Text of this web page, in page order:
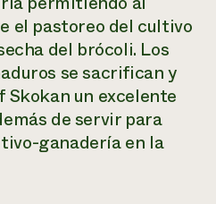
el pastoreo del cultivo
del brócoli. Los
se sacrifican y
un excelente
de servir para
ganadería en la